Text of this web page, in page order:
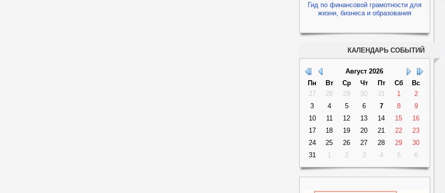
Гид по финансовой грамотности для
жизни, бизнеса и образования
КАЛЕНДАРЬ СОБЫТИЙ
Август 2026
Пн
Вт Ср Чт Пт Сб
Вс
27
28 29 30 31 1
2
3
4 5 6 7 8
9
10
11 12 13 14 15
16
17
18 19 20 21 22
23
24
25 26 27 28 29
30
31
1 2 3 4 5 6